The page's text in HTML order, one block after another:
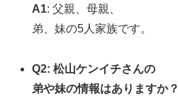
A1: 父親、母親、
弟、妹の5人家族です。
Q2: 松山ケンイチさんの
弟や妹の情報はありますか？